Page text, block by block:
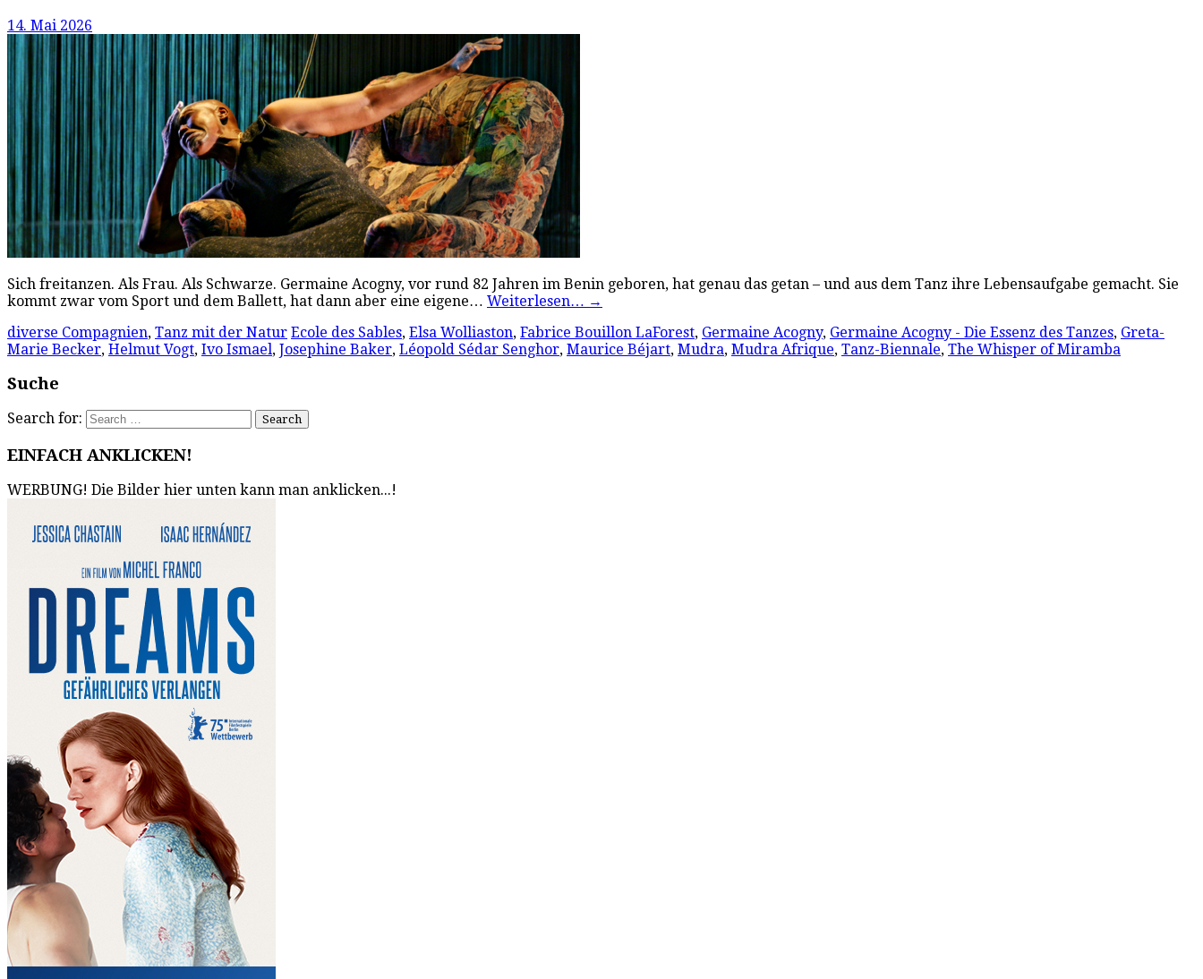
14. Mai 2026
Sich freitanzen. Als Frau. Als Schwarze. Germaine Acogny, vor rund 82 Jahren im Benin geboren, hat genau das getan – und aus dem Tanz ihre Lebensaufgabe gemacht. Sie
kommt zwar vom Sport und dem Ballett, hat dann aber eine eigene… Weiterlesen… →
diverse Compagnien, Tanz mit der Natur Ecole des Sables, Elsa Wolliaston, Fabrice Bouillon LaForest, Germaine Acogny, Germaine Acogny - Die Essenz des Tanzes, Greta-
Marie Becker, Helmut Vogt, Ivo Ismael, Josephine Baker, Léopold Sédar Senghor, Maurice Béjart, Mudra, Mudra Afrique, Tanz-Biennale, The Whisper of Miramba
Suche
Search for:
EINFACH ANKLICKEN!
WERBUNG! Die Bilder hier unten kann man anklicken...!